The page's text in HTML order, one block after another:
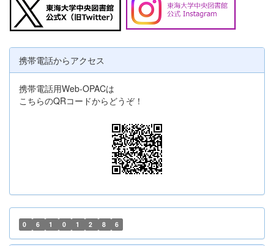
携帯電話からアクセス
携帯電話用Web-OPACは
こちらのQRコードからどうぞ！
0 6 1 0 1 2 8 6